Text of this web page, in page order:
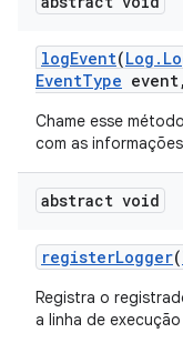
logEvent(Log .
EventType event,
Chame esse
com as
abstract void
registerLogger(
Registra o
a linha de